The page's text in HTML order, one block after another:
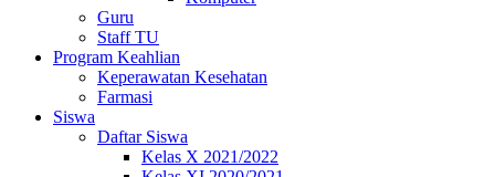
Guru
Staff TU
Program Keahlian
Keperawatan Kesehatan
Farmasi
Siswa
Daftar Siswa
Kelas X 2021/2022